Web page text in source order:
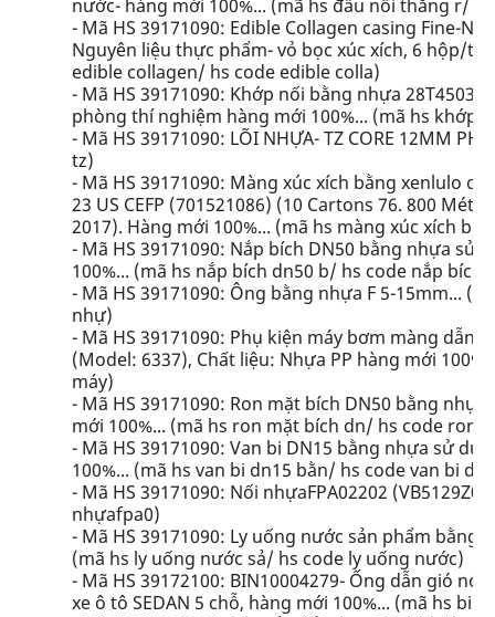
nước- hàng mới 100%... (mã hs đầu nối thẳng r/
- Mã HS 39171090: Edible Collagen casing Fine-N
Nguyên liệu thực phẩm- vỏ bọc xúc xích, 6 hộp/
edible collagen/ hs code edible colla)
- Mã HS 39171090: Khớp nối bằng nhựa
phòng thí nghiệm hàng mới 100%... (mã hs khớp
- Mã HS 39171090: LÕI NHỰA- TZ CORE 12MM
tz)
- Mã HS 39171090: Màng xúc xích bằng xenlulo
23 US CEFP (701521086) (10 Cartons 76. 800
2017). Hàng mới 100%... (mã hs màng xúc xích b/
- Mã HS 39171090: Nắp bích DN50 bằng nhựa
100%... (mã hs nắp bích dn50 b/ hs code nắp bích
- Mã HS 39171090: Ông bằng nhựa F 5-15mm...
nhự)
- Mã HS 39171090: Phụ kiện máy bơm màng dẫn
(Model: 6337), Chất liệu: Nhựa PP hàng mới
máy)
- Mã HS 39171090: Ron mặt bích DN50 bằng
mới 100%... (mã hs ron mặt bích dn/ hs code ron
- Mã HS 39171090: Van bi DN15 bằng nhựa sử
100%... (mã hs van bi dn15 bằn/ hs code van bi
- Mã HS 39171090: Nối nhựaFPA02202
nhựafpa0)
- Mã HS 39171090: Ly uống nước sản phẩm bằng
(mã hs ly uống nước sả/ hs code ly uống nước)
- Mã HS 39172100: BIN10004279- Ống dẫn gió
xe ô tô SEDAN 5 chỗ, hàng mới 100%... (mã hs